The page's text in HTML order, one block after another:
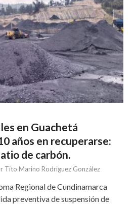
en Guachetá
años en recuperarse:
de carbón.
Tito Marino Rodriguez González
Regional de Cundinamarca
preventiva de suspensión de